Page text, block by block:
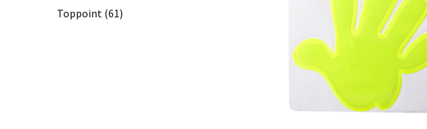
Toppoint (61)